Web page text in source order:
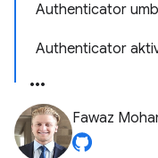
Authenticator
Authenticator
Fawaz